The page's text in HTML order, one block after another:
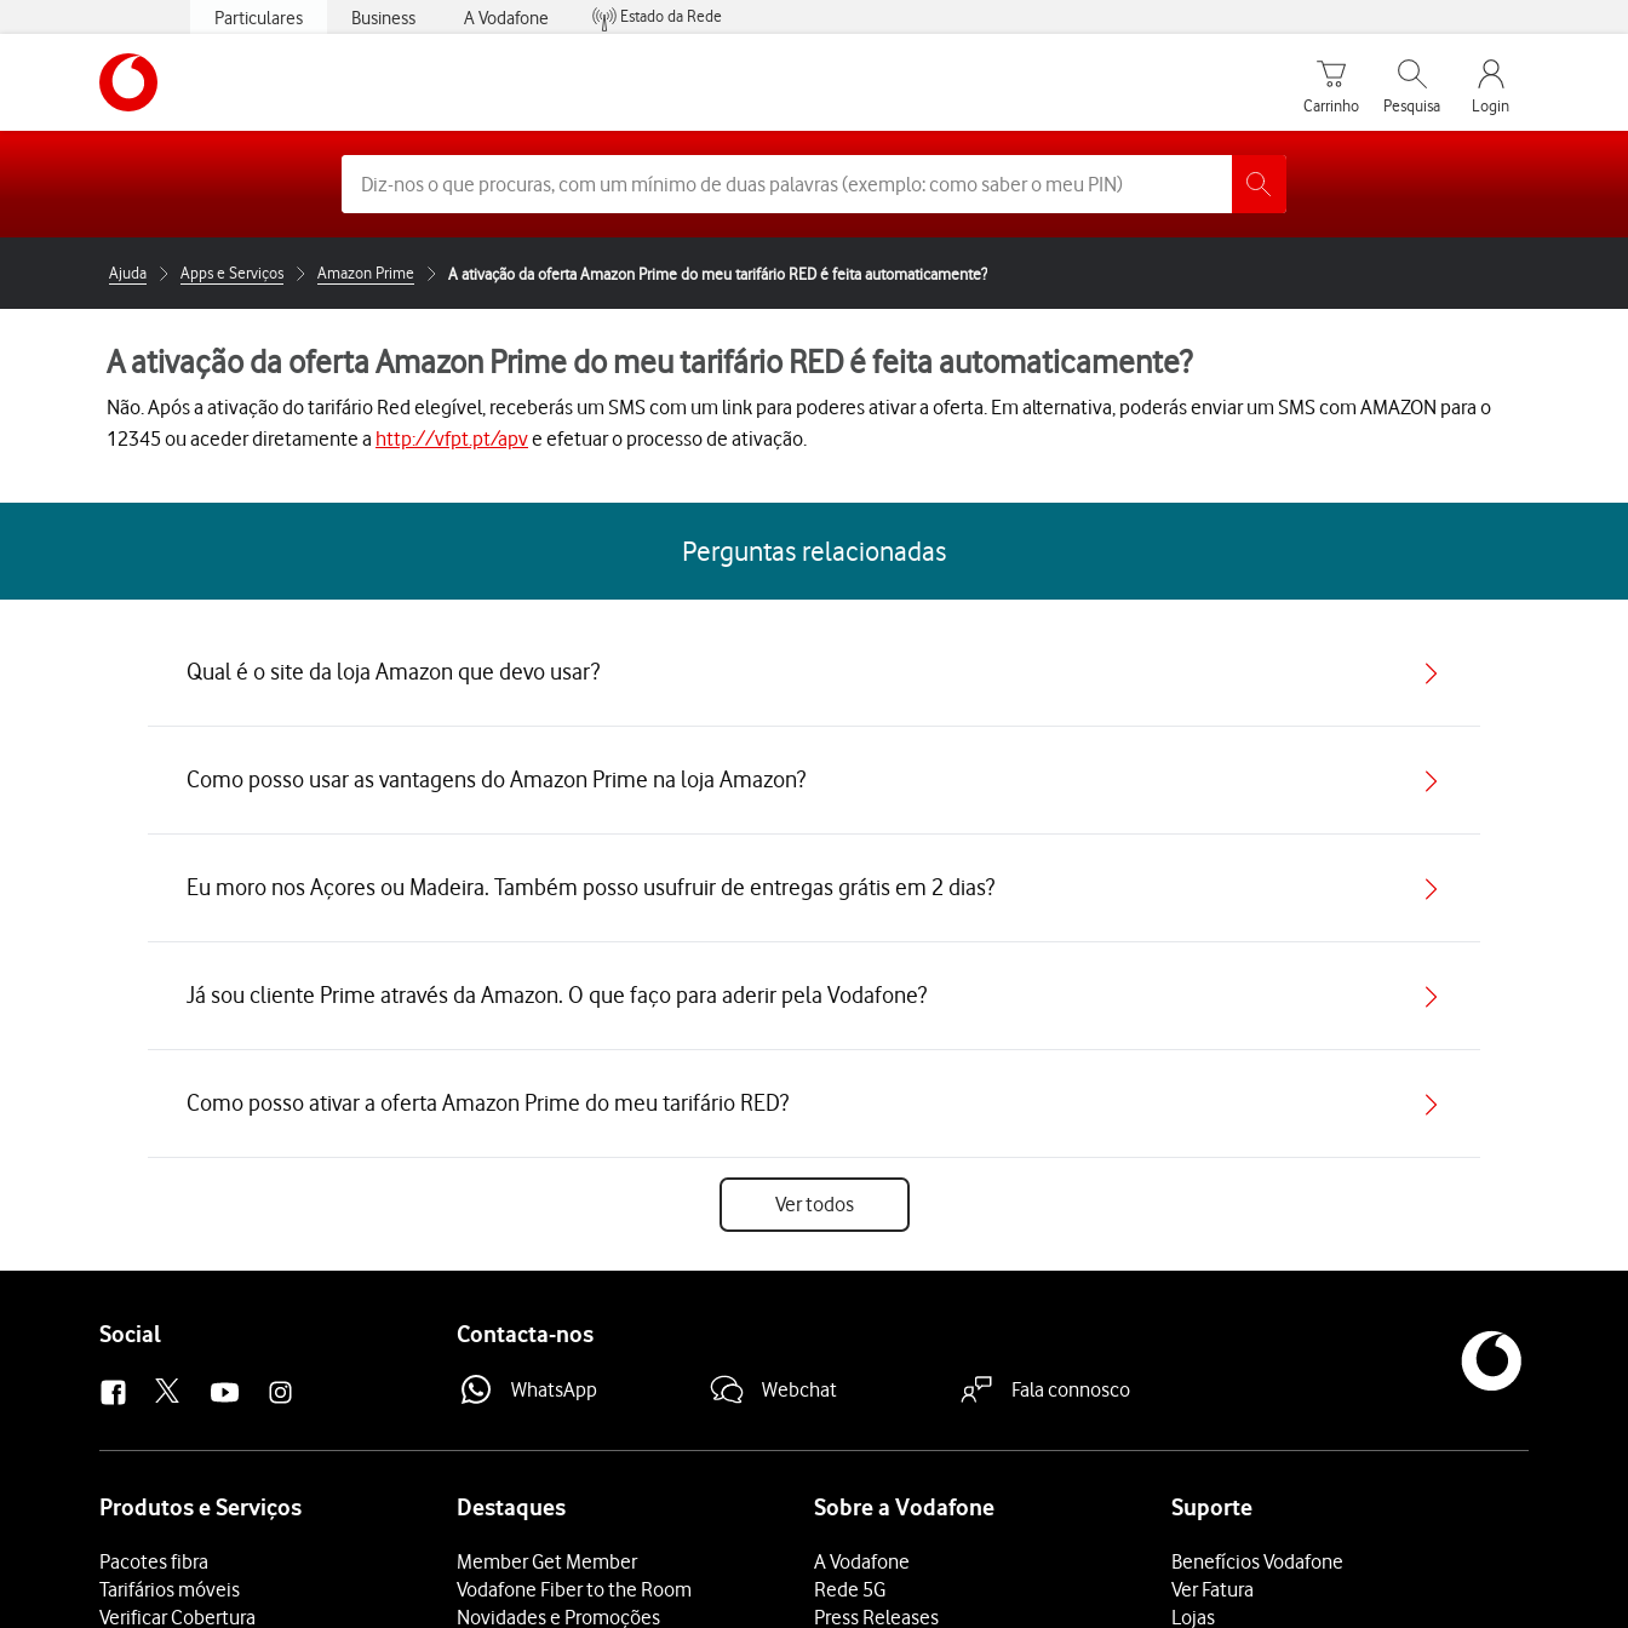
Particulares Business A Vodafone
Estado da Rede
Carrinho de compras
Carrinho
Pesquisar
Pesquisa
My Vodafone
Login
Ajuda Apps e Serviços Amazon Prime A ativação da oferta Amazon Prime do meu tarifário RED é feita automaticamente?
A ativação da oferta Amazon Prime do meu tarifário RED é feita automaticamente?
Não. Após a ativação do tarifário Red elegível, receberás um SMS com um link para poderes ativar a oferta. Em alternativa, poderás enviar um SMS com AMAZON para o
12345 ou aceder diretamente a http://vfpt.pt/apve efetuar o processo de ativação.
Perguntas relacionadas
Qual é o site da loja Amazon que devo usar?
Como posso usar as vantagens do Amazon Prime na loja Amazon?
Eu moro nos Açores ou Madeira. Também posso usufruir de entregas grátis em 2 dias?
Já sou cliente Prime através da Amazon. O que faço para aderir pela Vodafone?
Como posso ativar a oferta Amazon Prime do meu tarifário RED?
Ver todos
Follow
Social Contacta-nos
WhatsApp Webchat Fala connosco
Produtos e Serviços
Pacotes fibra
Tarifários móveis
Verificar Cobertura
Destaques
Member Get Member
Vodafone Fiber to the Room
Novidades e Promoções
Sobre a Vodafone
A Vodafone
Rede 5G
Press Releases
Suporte
Benefícios Vodafone
Ver Fatura
Lojas